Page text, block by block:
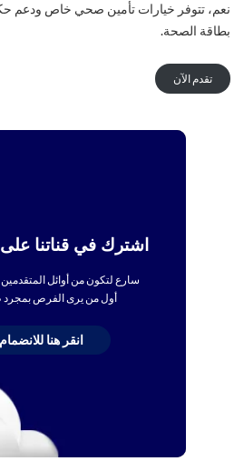
نعم، تتوفر خيارات تأمين صحي خاص ودعم
بطاقة الصحة.
تقدم الآن
اشترك في قناتنا على
سارع لتكون من أوائل
أول من يرى الفرص بمجرد
انقر هنا للانضمام